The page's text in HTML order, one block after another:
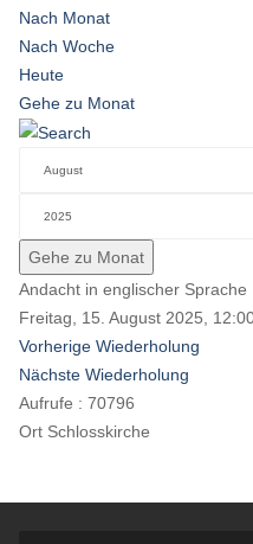
Nach Monat
Nach Woche
Heute
Gehe zu Monat
Gehe zu Monat
Andacht in englischer Sprache
Freitag, 15. August 2025,
Vorherige Wiederholung
Nächste Wiederholung
Aufrufe : 70796
Ort Schlosskirche